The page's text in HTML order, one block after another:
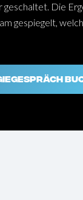
geschaltet. Die
gespiegelt,